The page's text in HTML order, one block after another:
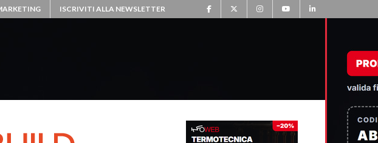
ISCRIVITI ALLA NEWSLETTER